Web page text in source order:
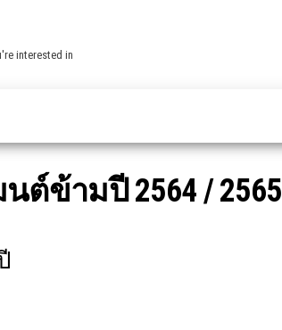
interested in
ต์ข้ามปี 2564 / 2565